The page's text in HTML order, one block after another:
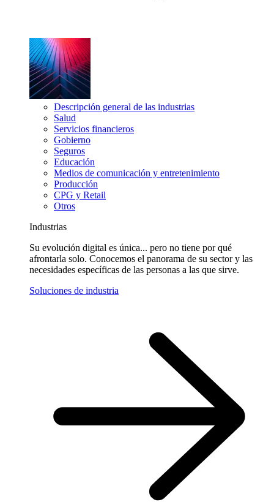
Descripción general de las industrias
Salud
Servicios financieros
Gobierno
Seguros
Educación
Medios de comunicación y entretenimiento
Producción
CPG y Retail
Otros
Industrias
Su evolución digital es única... pero no tiene por qué
afrontarla solo. Conocemos el panorama de su sector y las
necesidades específicas de las personas a las que sirve.
Soluciones de industria